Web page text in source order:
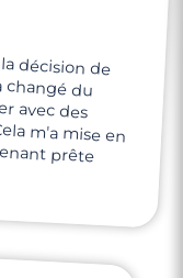
décision de
changé du
avec des
m'a mise en
prête